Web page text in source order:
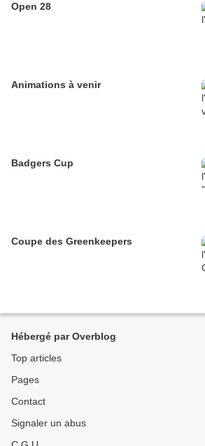
Open 28
Animations à venir
Badgers Cup
Coupe des Greenkeepers
Hébergé par Overblog
Top articles
Pages
Contact
Signaler un abus